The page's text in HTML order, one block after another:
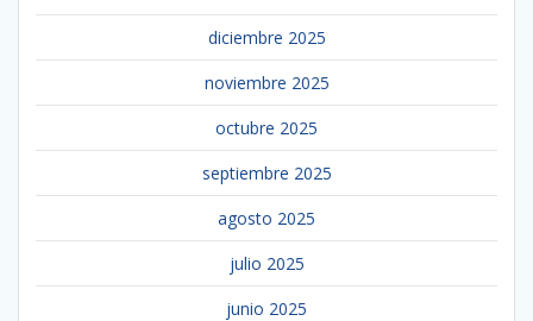
diciembre 2025
noviembre 2025
octubre 2025
septiembre 2025
agosto 2025
julio 2025
junio 2025